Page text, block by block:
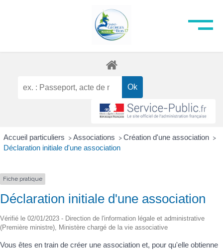
Accueil particuliers > Associations > Création d'une association >
Déclaration initiale d'une association
Fiche pratique
Déclaration initiale d'une association
Vérifié le 02/01/2023 - Direction de l'information légale et administrative
(Première ministre), Ministère chargé de la vie associative
Vous êtes en train de créer une association et, pour qu'elle obtienne